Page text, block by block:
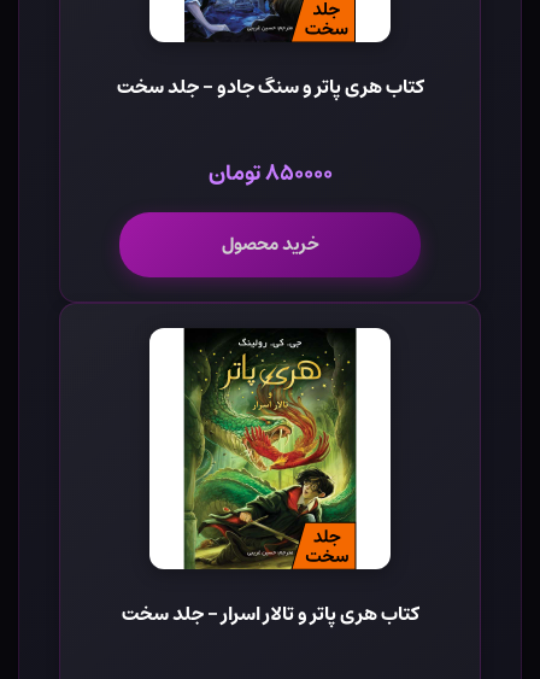
کتاب هری پاتر و سنگ جادو - جلد سخت
۸۵۰۰۰۰ تومان
خرید محصول
کتاب هری پاتر و تالار اسرار - جلد سخت